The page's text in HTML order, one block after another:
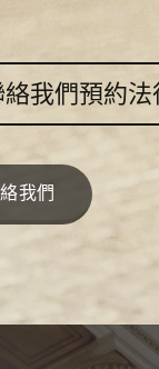
我們預約法
我們